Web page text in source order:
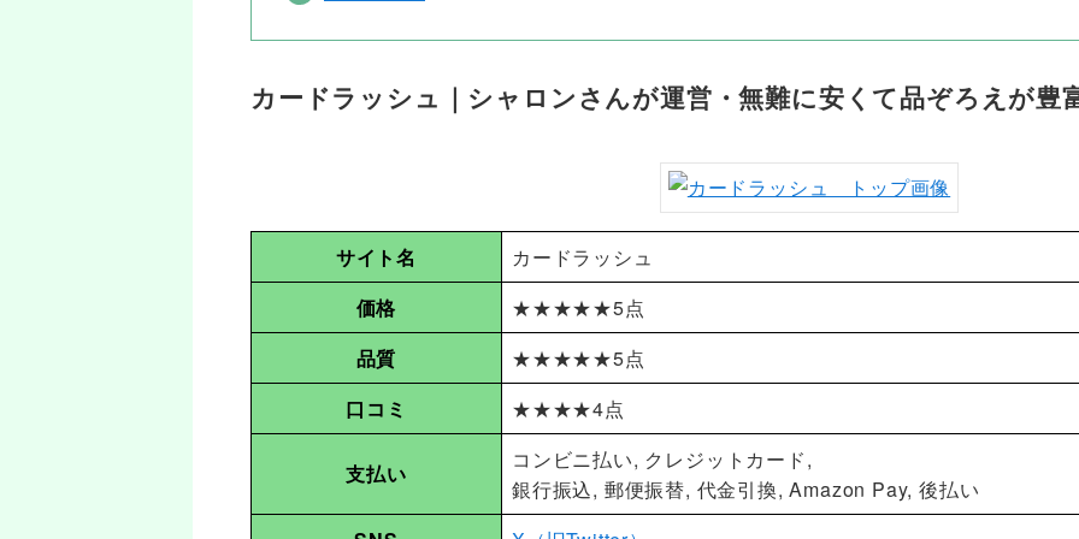
カードラッシュ｜シャロンさんが運営・無難に安くて品ぞろえが豊
サイト名
カードラッシュ
価格
★★★★★5点
品質
★★★★★5点
口コミ
★★★★4点
支払い
コンビニ払い, クレジットカード,
銀行振込, 郵便振替, 代金引換, Amazon Pay, 後払い